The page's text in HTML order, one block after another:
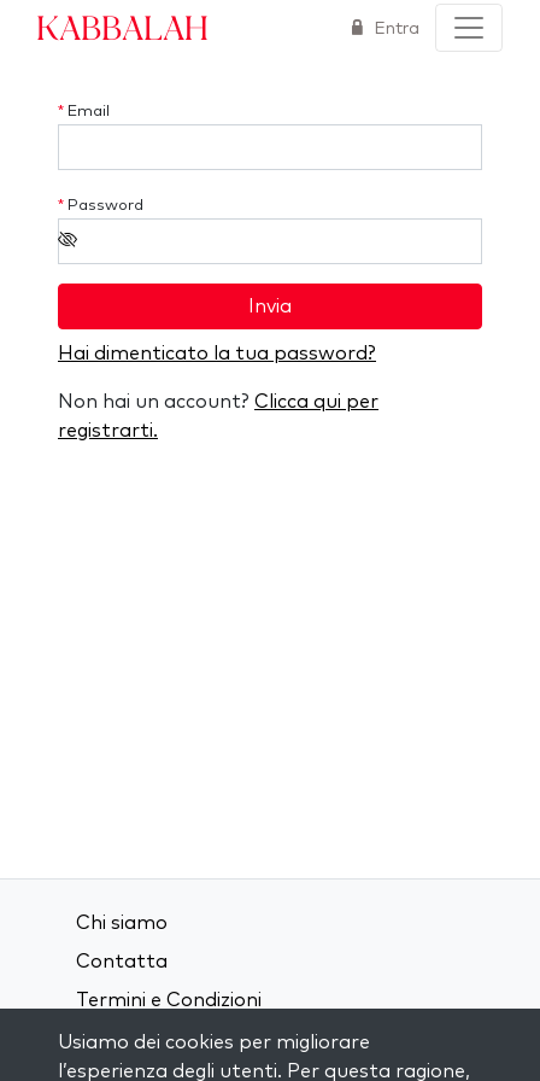
Kabbalah Entra
* Email
* Password
Invia
Hai dimenticato la tua password?
Non hai un account? Clicca qui per
registrarti.
Chi siamo
Contatta
Termini e Condizioni
Privacy Policy
Usiamo dei cookies per migliorare
l’esperienza degli utenti. Per questa ragione,